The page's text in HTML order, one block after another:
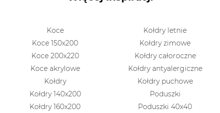
Koce
Koce 150x200
Koce 200x220
Koce akrylowe
Kołdry
Kołdry 140x200
Kołdry 160x200
Kołdry letnie
Kołdry zimowe
Kołdry całoroczne
Kołdry antyalergiczne
Kołdry puchowe
Poduszki
Poduszki 40x40